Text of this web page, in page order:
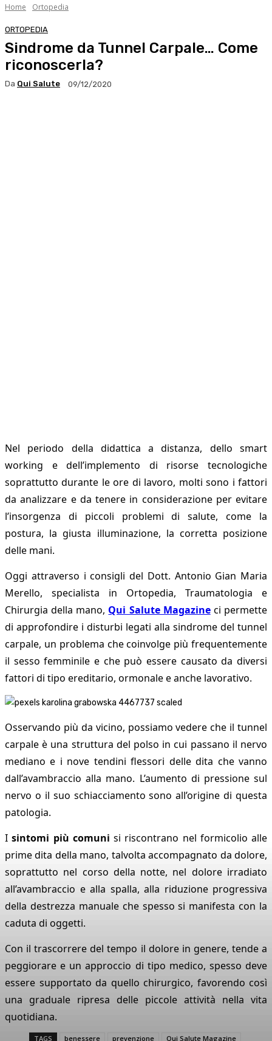
Home Ortopedia
ORTOPEDIA
Sindrome da Tunnel Carpale… Come
riconoscerla?
Da Qui Salute 09/12/2020
Nel periodo della didattica a distanza, dello smart
working e dell’implemento di risorse tecnologiche
soprattutto durante le ore di lavoro, molti sono i fattori
da analizzare e da tenere in considerazione per evitare
l’insorgenza di piccoli problemi di salute, come la
postura, la giusta illuminazione, la corretta posizione
delle mani.
Oggi attraverso i consigli del Dott. Antonio Gian Maria
Merello, specialista in Ortopedia, Traumatologia e
Chirurgia della mano, Qui Salute Magazineci permette
di approfondire i disturbi legati alla sindrome del tunnel
carpale, un problema che coinvolge più frequentemente
il sesso femminile e che può essere causato da diversi
fattori di tipo ereditario, ormonale e anche lavorativo.
Osservando più da vicino, possiamo vedere che il tunnel
carpale è una struttura del polso in cui passano il nervo
mediano e i nove tendini flessori delle dita che vanno
dall’avambraccio alla mano. L’aumento di pressione sul
nervo o il suo schiacciamento sono all’origine di questa
patologia.
Isintomi più comuni si riscontrano nel formicolio alle
prime dita della mano, talvolta accompagnato da dolore,
soprattutto nel corso della notte, nel dolore irradiato
all’avambraccio e alla spalla, alla riduzione progressiva
della destrezza manuale che spesso si manifesta con la
caduta di oggetti.
Con il trascorrere del tempo il dolore in genere, tende a
peggiorare e un approccio di tipo medico, spesso deve
essere supportato da quello chirurgico, favorendo così
una graduale ripresa delle piccole attività nella vita
quotidiana.
TAGS benessere prevenzione Qui Salute Magazine